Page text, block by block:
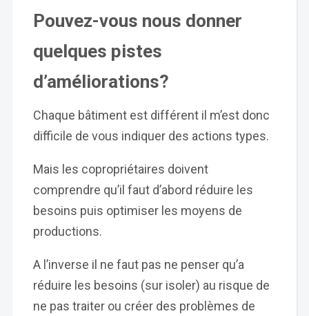
Pouvez-vous nous donner
quelques pistes
d’améliorations?
Chaque bâtiment est différent il m’est donc
difficile de vous indiquer des actions types.
Mais les copropriétaires doivent
comprendre qu’il faut d’abord réduire les
besoins puis optimiser les moyens de
productions.
A l’inverse il ne faut pas ne penser qu’a
réduire les besoins (sur isoler) au risque de
ne pas traiter ou créer des problèmes de